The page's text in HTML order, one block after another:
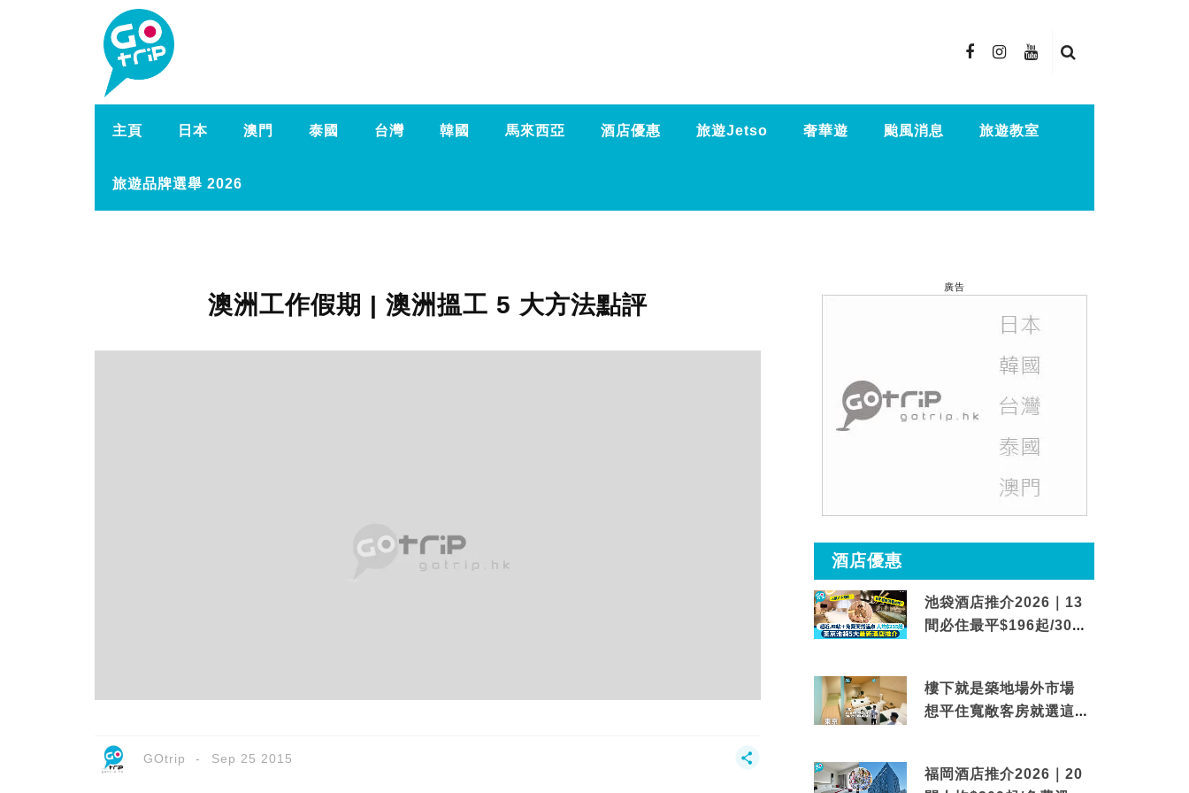
主頁 日本 澳門 泰國 台灣 韓國 馬來西亞 酒店優惠 旅遊Jetso 奢華遊 颱風消息 旅遊教室
旅遊品牌選舉 2026
澳洲工作假期 | 澳洲搵工 5 大方法點評
GOtrip Sep 25 2015
廣告
酒店優惠
池袋酒店推介2026｜13
間必住最平$196起/30秒
樓下就是築地場外市場
想平住寬敞客房就選這間
福岡酒店推介2026｜20